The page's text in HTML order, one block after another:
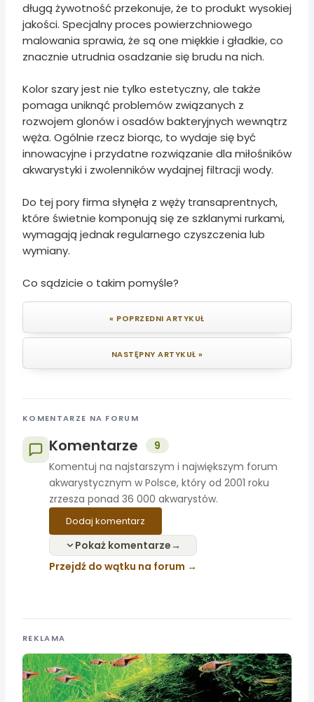
długą żywotność przekonuje, że to produkt wysokiej
jakości. Specjalny proces powierzchniowego
malowania sprawia, że są one miękkie i gładkie, co
znacznie utrudnia osadzanie się brudu na nich.
Kolor szary jest nie tylko estetyczny, ale także
pomaga uniknąć problemów związanych z
rozwojem glonów i osadów bakteryjnych wewnątrz
węża. Ogólnie rzecz biorąc, to wydaje się być
innowacyjne i przydatne rozwiązanie dla miłośników
akwarystyki i zwolenników wydajnej filtracji wody.
Do tej pory firma słynęła z węży transaprentnych,
które świetnie komponują się ze szklanymi rurkami,
wymagają jednak regularnego czyszczenia lub
wymiany.
Co sądzicie o takim pomyśle?
« POPRZEDNI ARTYKUŁ
NASTĘPNY ARTYKUŁ »
KOMENTARZE NA FORUM
Komentarze
9
Komentuj na najstarszym i największym forum
akwarystycznym w Polsce, który od 2001 roku
zrzesza ponad 36 000 akwarystów.
Dodaj komentarz
Pokaż komentarze
Przejdź do wątku na forum
REKLAMA